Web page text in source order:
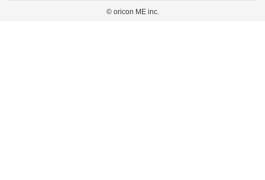
弊社の見解・ 意見ではないことをご理解いただいた上でご覧ください。
このサイトでは Cookie を使用して、ユーザーに合わせたコンテンツや広告の表示、ソー
© oricon ME inc.